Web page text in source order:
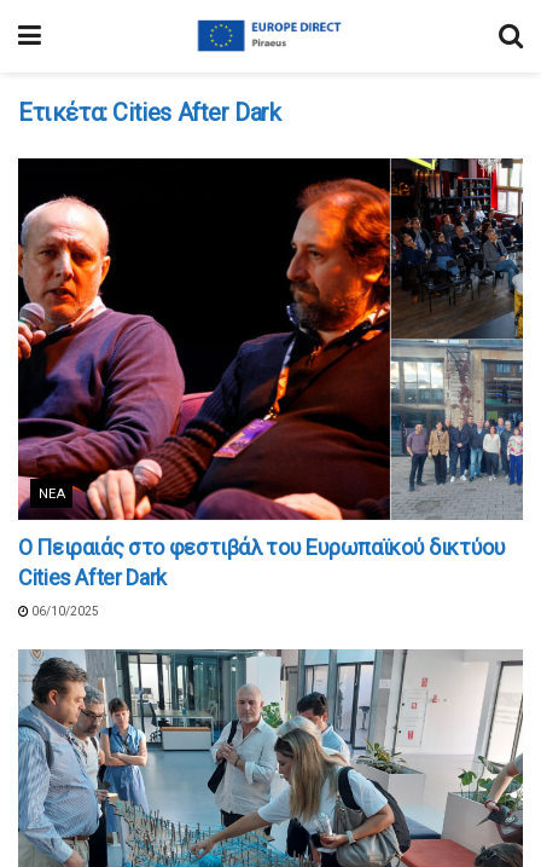
Ετικέτα: Cities After Dark
ΝΈΑ
Ο Πειραιάς στο φεστιβάλ του Ευρωπαϊκού δικτύου
Cities After Dark
06/10/2025